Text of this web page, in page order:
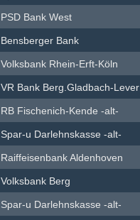
PSD Bank West
Bensberger Bank
Volksbank Rhein-Erft-Köln
VR Bank Berg.Gladbach-Lever
RB Fischenich-Kende -alt-
Spar-u Darlehnskasse -alt-
Raiffeisenbank Aldenhoven
Volksbank Berg
Spar-u Darlehnskasse -alt-